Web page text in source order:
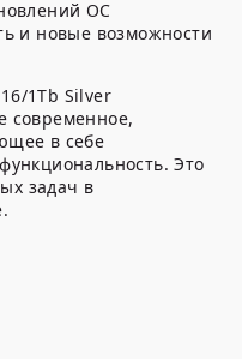
ОС
и новые возможности
1Tb Silver
современное,
в себе
Это
задач в